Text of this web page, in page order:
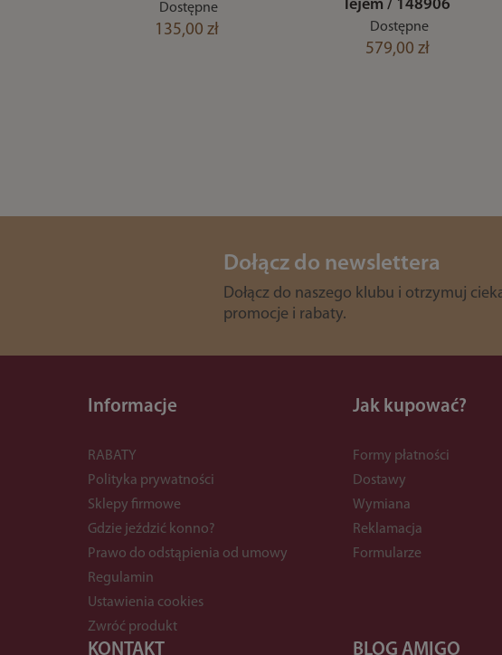
Dostępne
135,00 zł
lejem / 148906
Dostępne
579,00 zł
Dołącz do newslettera
Dołącz do naszego klubu i otrzymuj
promocje i rabaty.
Informacje
RABATY
Polityka prywatności
Sklepy firmowe
Gdzie jeździć konno?
Prawo do odstąpienia od umowy
Regulamin
Ustawienia cookies
Zwróć produkt
Jak kupować?
Formy płatności
Dostawy
Wymiana
Reklamacja
Formularze
KONTAKT BLOG AMIGO